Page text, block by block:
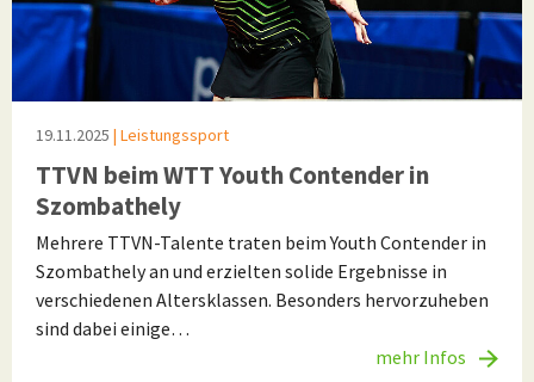
19.11.2025 | Leistungssport
TTVN beim WTT Youth Contender in
Szombathely
Mehrere TTVN-Talente traten beim Youth Contender in
Szombathely an und erzielten solide Ergebnisse in
verschiedenen Altersklassen. Besonders hervorzuheben
sind dabei einige…
mehr Infos